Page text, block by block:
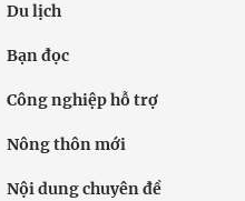
Du lịch
Bạn đọc
Công nghiệp hỗ trợ
Nông thôn mới
Nội dung chuyên đề